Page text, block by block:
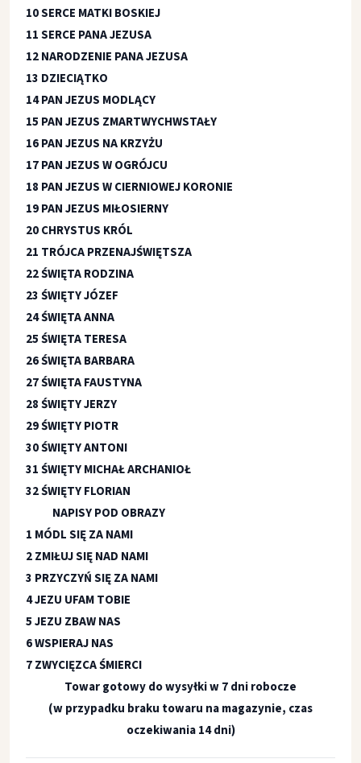
10 SERCE MATKI BOSKIEJ
11 SERCE PANA JEZUSA
12 NARODZENIE PANA JEZUSA
13 DZIECIĄTKO
14 PAN JEZUS MODLĄCY
15 PAN JEZUS ZMARTWYCHWSTAŁY
16 PAN JEZUS NA KRZYŻU
17 PAN JEZUS W OGRÓJCU
18 PAN JEZUS W CIERNIOWEJ KORONIE
19 PAN JEZUS MIŁOSIERNY
20 CHRYSTUS KRÓL
21 TRÓJCA PRZENAJŚWIĘTSZA
22 ŚWIĘTA RODZINA
23 ŚWIĘTY JÓZEF
24 ŚWIĘTA ANNA
25 ŚWIĘTA TERESA
26 ŚWIĘTA BARBARA
27 ŚWIĘTA FAUSTYNA
28 ŚWIĘTY JERZY
29 ŚWIĘTY PIOTR
30 ŚWIĘTY ANTONI
31 ŚWIĘTY MICHAŁ ARCHANIOŁ
32 ŚWIĘTY FLORIAN
NAPISY POD OBRAZY
1 MÓDL SIĘ ZA NAMI
2 ZMIŁUJ SIĘ NAD NAMI
3 PRZYCZYŃ SIĘ ZA NAMI
4 JEZU UFAM TOBIE
5 JEZU ZBAW NAS
6 WSPIERAJ NAS
7 ZWYCIĘZCA ŚMIERCI
Towar gotowy do wysyłki w 7 dni robocze
(w przypadku braku towaru na magazynie, czas
oczekiwania 14 dni)